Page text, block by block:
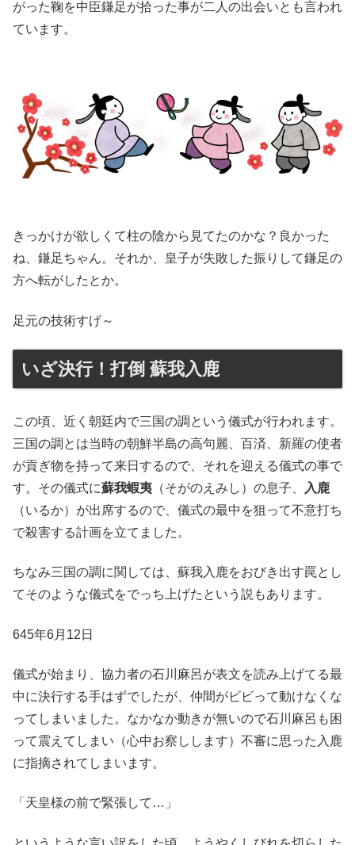
がった鞠を中臣鎌足が拾った事が二人の出会いとも言われ
ています。
きっかけが欲しくて柱の陰から見てたのかな？良かった
ね、鎌足ちゃん。それか、皇子が失敗した振りして鎌足の
方へ転がしたとか。
足元の技術すげ～
いざ決行！打倒 蘇我入鹿
この頃、近く朝廷内で三国の調という儀式が行われます。
三国の調とは当時の朝鮮半島の高句麗、百済、新羅の使者
が貢ぎ物を持って来日するので、それを迎える儀式の事で
す。その儀式に蘇我蝦夷 （そがのえみし）の息子、
入鹿
（いるか）が出席するので、儀式の最中を狙って不意打ち
で殺害する計画を立てました。
ちなみ三国の調に関しては、蘇我入鹿をおびき出す罠とし
てそのような儀式をでっち上げたという説もあります。
645年6月12日
儀式が始まり、協力者の石川麻呂が表文を読み上げてる最
中に決行する手はずでしたが、仲間がビビって動けなくな
ってしまいました。なかなか動きが無いので石川麻呂も困
って震えてしまい（心中お察しします）不審に思った入鹿
に指摘されてしまいます。
「天皇様の前で緊張して…」